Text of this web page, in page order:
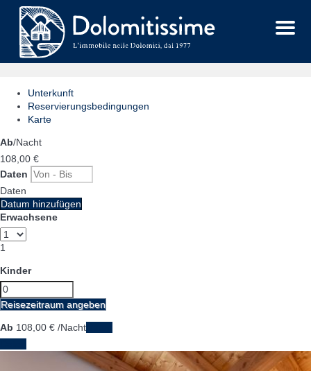
Menu
Unterkunft
Reservierungsbedingungen
Karte
Ab/Nacht
108, 00 €
Daten
Daten
Datum hinzufügen
Erwachsene
1
Kinder
Reisezeitraum angeben
Ab 108, 00 € /Nacht